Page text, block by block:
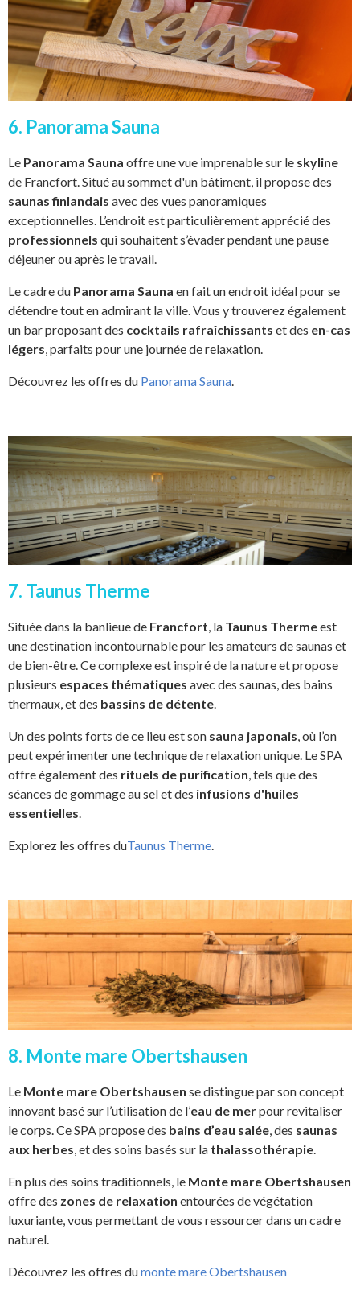
6. Panorama Sauna
Le Panorama Sauna offre une vue imprenable sur le skyline
de Francfort. Situé au sommet d'un bâtiment, il propose des
saunas finlandais avec des vues panoramiques
exceptionnelles. L’endroit est particulièrement apprécié des
professionnels qui souhaitent s’évader pendant une pause
déjeuner ou après le travail.
Le cadre du Panorama Sauna en fait un endroit idéal pour se
détendre tout en admirant la ville. Vous y trouverez également
un bar proposant des cocktails rafraîchissants et des en-cas
légers, parfaits pour une journée de relaxation.
Découvrez les offres du Panorama Sauna.
7. Taunus Therme
Située dans la banlieue de Francfort, la Taunus Thermeest
une destination incontournable pour les amateurs de saunas et
de bien-être. Ce complexe est inspiré de la nature et propose
plusieurs espaces thématiques avec des saunas, des bains
thermaux, et des bassins de détente.
Un des points forts de ce lieu est son sauna japonais, où l’on
peut expérimenter une technique de relaxation unique. Le SPA
offre également des rituels de purification, tels que des
séances de gommage au sel et des infusions d'huiles
essentielles.
Explorez les offres duTaunus Therme.
8. Monte mare Obertshausen
Le Monte mare Obertshausen se distingue par son concept
innovant basé sur l’utilisation de l’eau de merpour revitaliser
le corps. Ce SPA propose des bains d’eau salée, des saunas
aux herbes, et des soins basés sur la thalassothérapie.
En plus des soins traditionnels, le Monte mare Obertshausen
offre des zones de relaxation entourées de végétation
luxuriante, vous permettant de vous ressourcer dans un cadre
naturel.
Découvrez les offres dumonte mare Obertshausen